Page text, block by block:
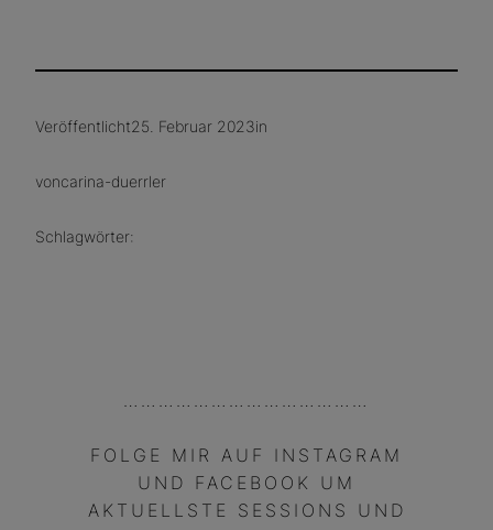
Veröffentlicht25. Februar 2023in
voncarina-duerrler
Schlagwörter:
FOLGE MIR AUF INSTAGRAM
UND FACEBOOK UM
AKTUELLSTE SESSIONS UND